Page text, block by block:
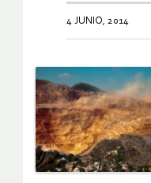
4 JUNIO, 2014